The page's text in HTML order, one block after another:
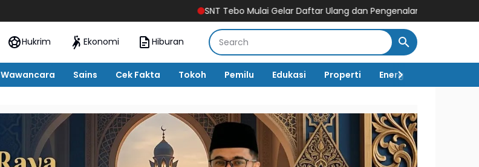
SNT Tebo Mulai Gelar Daftar Ulang dan Pengenalan Lingkungan Sekolah,
Hukrim Ekonomi Hiburan
Wawancara Sains Cek Fakta Tokoh Pemilu Edukasi Properti Energi